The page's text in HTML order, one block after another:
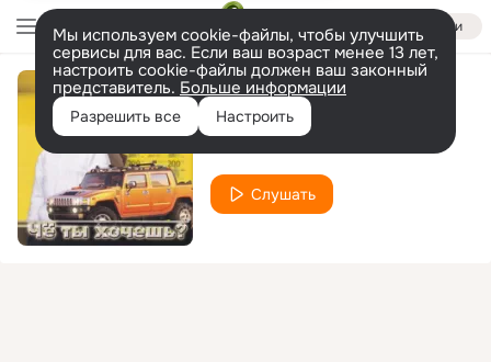
Войти
Мы используем cookie-файлы, чтобы улучшить
сервисы для вас. Если ваш возраст менее 13 лет,
настроить cookie-файлы должен ваш законный
представитель. Больше информации
Разрешить все Настроить
Не исчезай
Слушать